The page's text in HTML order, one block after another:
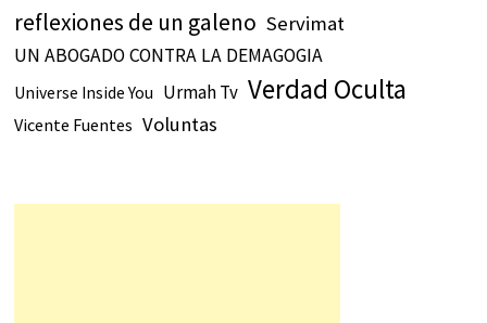
reflexiones de un galeno Servimat
UN ABOGADO CONTRA LA DEMAGOGIA
Universe Inside You Urmah Tv Verdad Oculta
Vicente Fuentes Voluntas